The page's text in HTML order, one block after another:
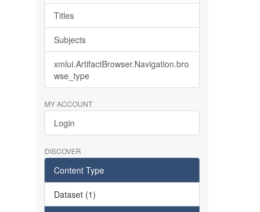
Titles
Subjects
xmlui.ArtifactBrowser.Navigation.bro
wse_type
MY ACCOUNT
Login
DISCOVER
Content Type
Dataset (1)